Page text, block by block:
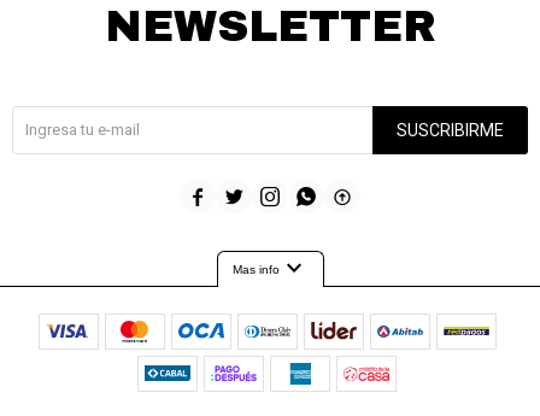
NEWSLETTER
SUSCRIBIRME
    
Mas infoexpand_more